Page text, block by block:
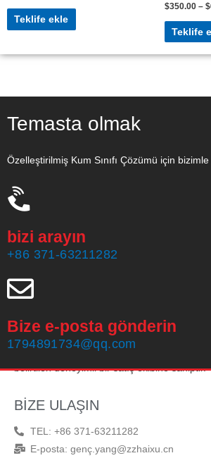
Teklife ekle
$350.00 – $
Teklife
Temasta olmak
Özelleştirilmiş Kum Sınıfı Çözümü için
bizi arayın
+86 371-63211282
Bize e-posta gönderin
1794891734@qq.com
Zhengzhou Haixu Abrasives Co., Ltd, 1999
yıllık üretim tecrübesine ve Güney Afrika
belirtilen deneyimli bir satış ekibine sahiptir.
BİZE ULAŞIN
TEL: +86 371-63211282
E-posta: genç.yang@zzhaixu.cn